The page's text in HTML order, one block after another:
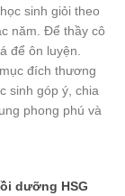
sinh giỏi theo
năm. Để thầy cô
để ôn luyện.
đích thương
sinh góp ý, chia
phong phú và
dưỡng HSG